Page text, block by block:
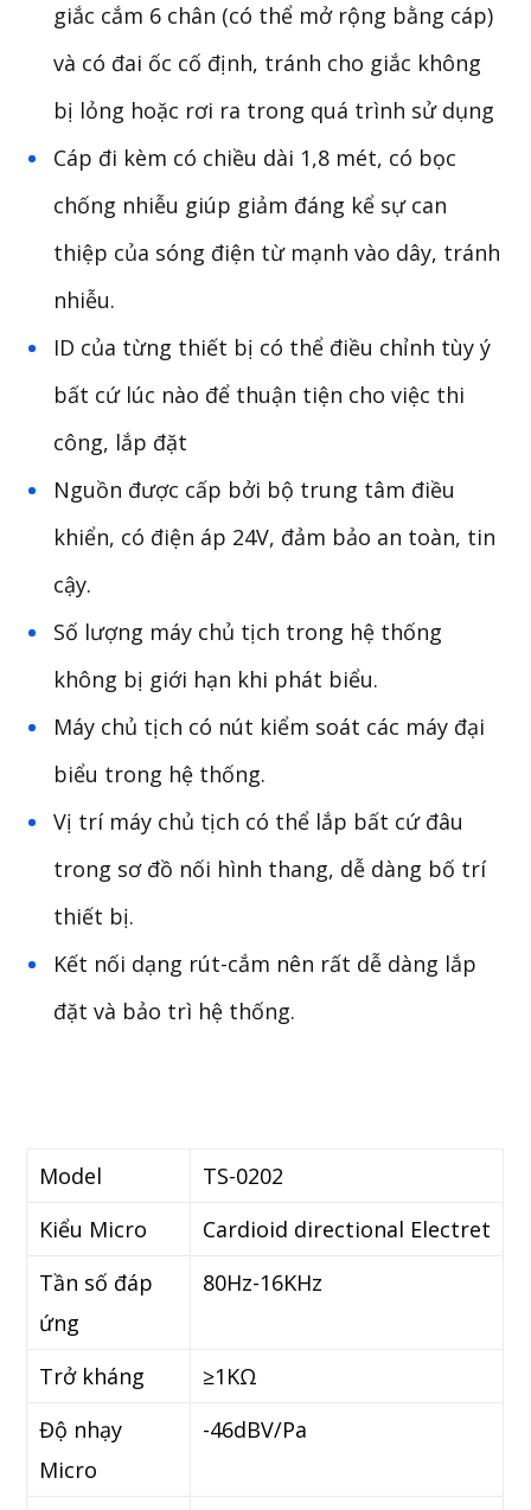
giắc cắm 6 chân (có thể mở rộng bằng cáp)
và có đai ốc cố định, tránh cho giắc không
bị lỏng hoặc rơi ra trong quá trình sử dụng
Cáp đi kèm có chiều dài 1,8 mét, có bọc
chống nhiễu giúp giảm đáng kể sự can
thiệp của sóng điện từ mạnh vào dây, tránh
nhiễu.
ID của từng thiết bị có thể điều chỉnh tùy ý
bất cứ lúc nào để thuận tiện cho việc thi
công, lắp đặt
Nguồn được cấp bởi bộ trung tâm điều
khiển, có điện áp 24V, đảm bảo an toàn, tin
cậy.
Số lượng máy chủ tịch trong hệ thống
không bị giới hạn khi phát biểu.
Máy chủ tịch có nút kiểm soát các máy đại
biểu trong hệ thống.
Vị trí máy chủ tịch có thể lắp bất cứ đâu
trong sơ đồ nối hình thang, dễ dàng bố trí
thiết bị.
Kết nối dạng rút-cắm nên rất dễ dàng lắp
đặt và bảo trì hệ thống.
Model
TS-0202
Kiểu Micro
Cardioid directional Electret
Tần số đáp
ứng
80Hz-16KHz
Trở kháng
≥1KΩ
Độ nhạy
Micro
-46dBV/Pa